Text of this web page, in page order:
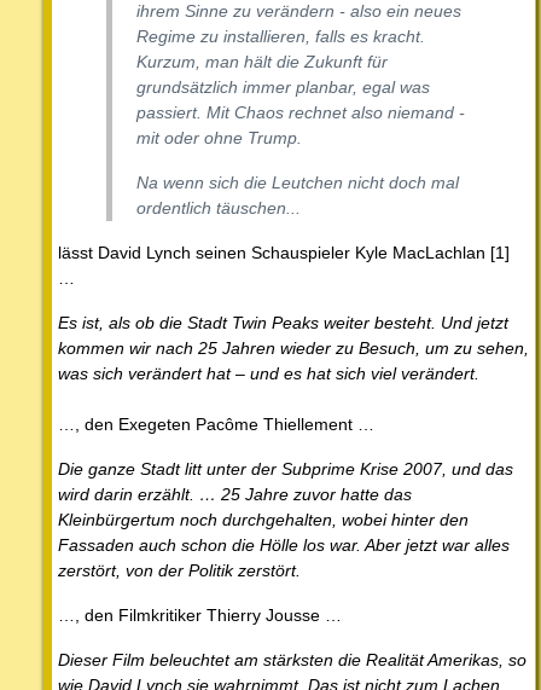
ihrem Sinne zu verändern - also ein neues
Regime zu installieren, falls es kracht.
Kurzum, man hält die Zukunft für
grundsätzlich immer planbar, egal was
passiert. Mit Chaos rechnet also niemand -
mit oder ohne Trump.
Na wenn sich die Leutchen nicht doch mal
ordentlich täuschen...
lässt David Lynch seinen Schauspieler Kyle MacLachlan [1]
…
Es ist, als ob die Stadt Twin Peaks weiter besteht. Und jetzt
kommen wir nach 25 Jahren wieder zu Besuch, um zu sehen,
was sich verändert hat – und es hat sich viel verändert.
…, den Exegeten Pacôme Thiellement …
Die ganze Stadt litt unter der Subprime Krise 2007, und das
wird darin erzählt. … 25 Jahre zuvor hatte das
Kleinbürgertum noch durchgehalten, wobei hinter den
Fassaden auch schon die Hölle los war. Aber jetzt war alles
zerstört, von der Politik zerstört.
…, den Filmkritiker Thierry Jousse …
Dieser Film beleuchtet am stärksten die Realität Amerikas, so
wie David Lynch sie wahrnimmt. Das ist nicht zum Lachen,